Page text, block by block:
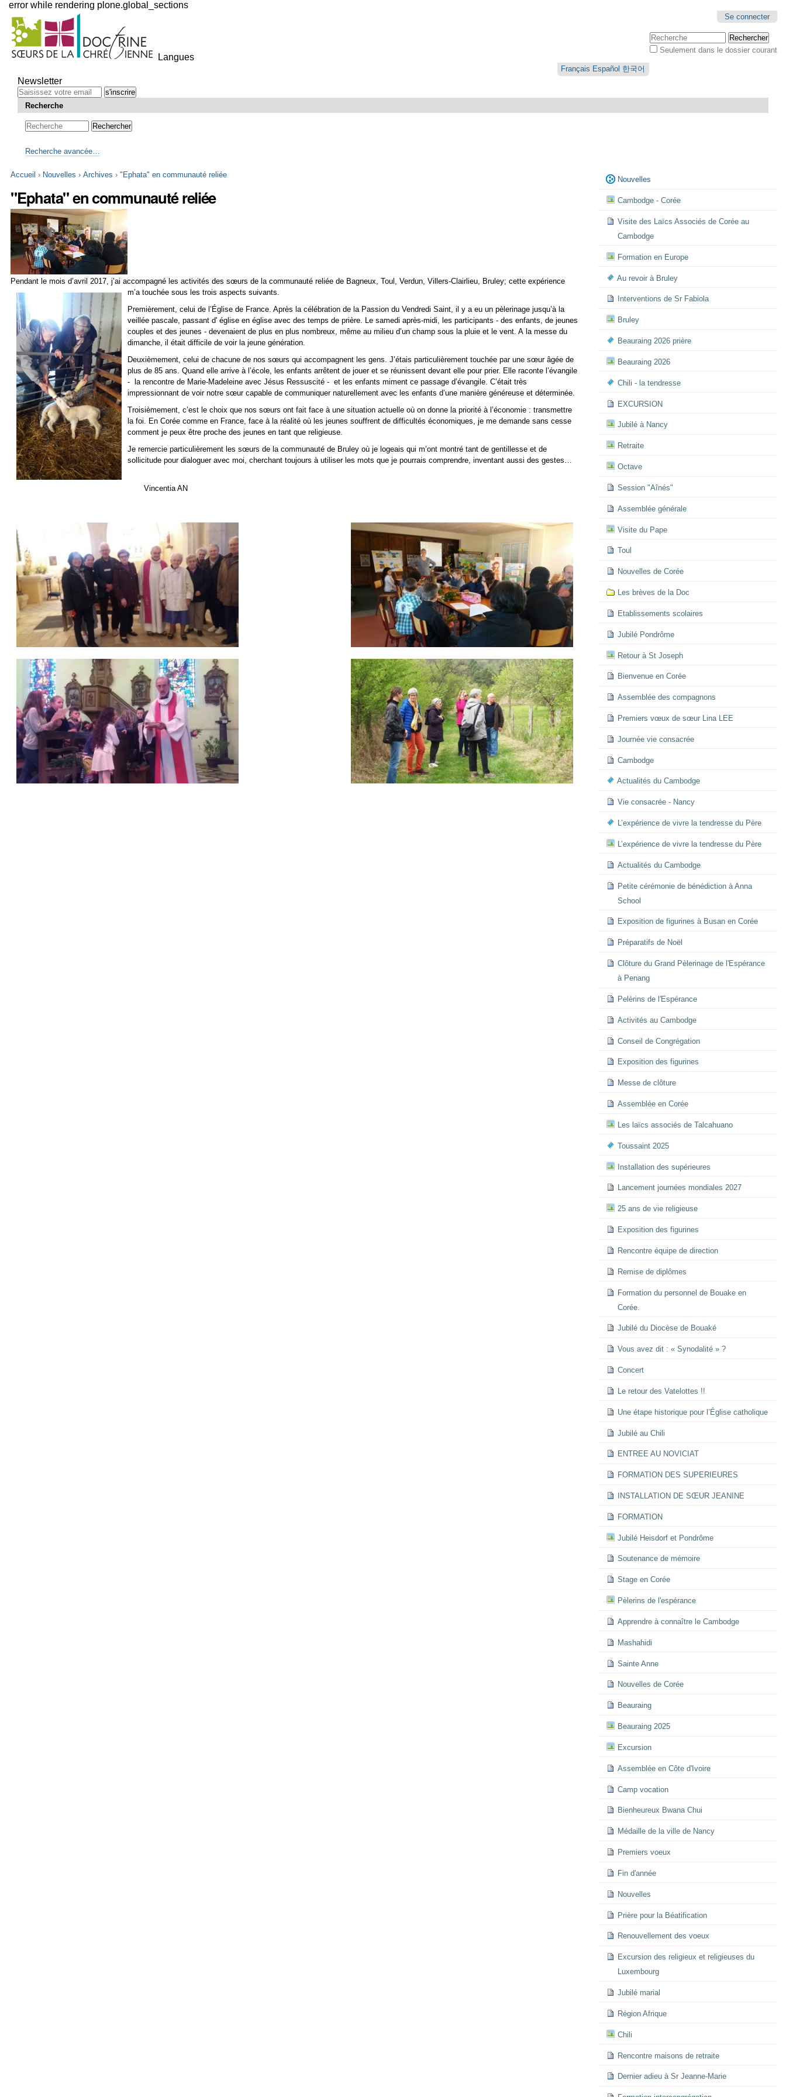
error while rendering plone.global_sections
Outils
personnels
Se connecter
Chercher par
Seulement dans le dossier courant
Langues
Français Español 한국어
au
contenu.
Aller
Newsletter
Recherche
Recherche avancée…
Accueil › Nouvelles ›Archives ›"Ephata" en communauté reliée
"Ephata" en communauté reliée
Pendant le mois d’avril 2017, j’ai accompagné les activités des sœurs de la communauté reliée de Bagneux, Toul, Verdun, Villers-Clairlieu, Bruley; cette expérience
m’a touchée sous les trois aspects suivants.
Premièrement, celui de l’Église de France. Après la célébration de la Passion du Vendredi Saint, il y a eu un pèlerinage jusqu’à la
veillée pascale, passant d' église en église avec des temps de prière. Le samedi après-midi, les participants - des enfants, de jeunes
couples et des jeunes - devenaient de plus en plus nombreux, même au milieu d’un champ sous la pluie et le vent. A la messe du
dimanche, il était difficile de voir la jeune génération.
Deuxièmement, celui de chacune de nos sœurs qui accompagnent les gens. J’étais particulièrement touchée par une sœur âgée de
plus de 85 ans. Quand elle arrive à l’école, les enfants arrêtent de jouer et se réunissent devant elle pour prier. Elle raconte l’évangile
- la rencontre de Marie-Madeleine avec Jésus Ressuscité - et les enfants miment ce passage d’évangile. C’était très
impressionnant de voir notre sœur capable de communiquer naturellement avec les enfants d’une manière généreuse et déterminée.
Troisièmement, c’est le choix que nos sœurs ont fait face à une situation actuelle où on donne la priorité à l’économie : transmettre
la foi. En Corée comme en France, face à la réalité où les jeunes souffrent de difficultés économiques, je me demande sans cesse
comment je peux être proche des jeunes en tant que religieuse.
Je remercie particulièrement les sœurs de la communauté de Bruley où je logeais qui m’ont montré tant de gentillesse et de
sollicitude pour dialoguer avec moi, cherchant toujours à utiliser les mots que je pourrais comprendre, inventant aussi des gestes…
Vincentia AN
Navigation
Nouvelles
Cambodge - Corée
Visite des Laïcs Associés de Corée au
Cambodge
Formation en Europe
Au revoir à Bruley
Interventions de Sr Fabiola
Bruley
Beauraing 2026 prière
Beauraing 2026
Chili - la tendresse
EXCURSION
Jubilé à Nancy
Retraite
Octave
Session "Aînés"
Assemblée générale
Visite du Pape
Toul
Nouvelles de Corée
Les brèves de la Doc
Etablissements scolaires
Jubilé Pondrôme
Retour à St Joseph
Bienvenue en Corée
Assemblée des compagnons
Premiers vœux de sœur Lina LEE
Journée vie consacrée
Cambodge
Actualités du Cambodge
Vie consacrée - Nancy
L’expérience de vivre la tendresse du Père
L’expérience de vivre la tendresse du Père
Actualités du Cambodge
Petite cérémonie de bénédiction à Anna
School
Exposition de figurines à Busan en Corée
Préparatifs de Noël
Clôture du Grand Pèlerinage de l'Espérance
à Penang
Pelèrins de l'Espérance
Activités au Cambodge
Conseil de Congrégation
Exposition des figurines
Messe de clôture
Assemblée en Corée
Les laïcs associés de Talcahuano
Toussaint 2025
Installation des supérieures
Lancement journées mondiales 2027
25 ans de vie religieuse
Exposition des figurines
Rencontre équipe de direction
Remise de diplômes
Formation du personnel de Bouake en
Corée.
Jubilé du Diocèse de Bouaké
Vous avez dit : « Synodalité » ?
Concert
Le retour des Vatelottes !!
Une étape historique pour l’Église catholique
Jubilé au Chili
ENTREE AU NOVICIAT
FORMATION DES SUPERIEURES
INSTALLATION DE SŒUR JEANINE
FORMATION
Jubilé Heisdorf et Pondrôme
Soutenance de mémoire
Stage en Corée
Pèlerins de l'espérance
Apprendre à connaître le Cambodge
Mashahidi
Sainte Anne
Nouvelles de Corée
Beauraing
Beauraing 2025
Excursion
Assemblée en Côte d'Ivoire
Camp vocation
Bienheureux Bwana Chui
Médaille de la ville de Nancy
Premiers voeux
Fin d'année
Nouvelles
Prière pour la Béatification
Renouvellement des voeux
Excursion des religieux et religieuses du
Luxembourg
Jubilé marial
Région Afrique
Chili
Rencontre maisons de retraite
Dernier adieu à Sr Jeanne-Marie